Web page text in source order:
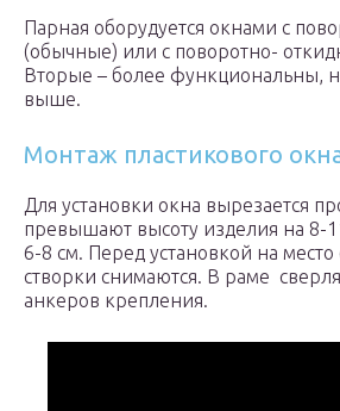
Парная оборудуется окнами с
(обычные) или с поворотно-
Вторые – более функциональны,
выше.
Монтаж пластикового
Для установки окна вырезается
превышают высоту изделия на 8-
6-8 см. Перед установкой на
створки снимаются. В раме
анкеров крепления.